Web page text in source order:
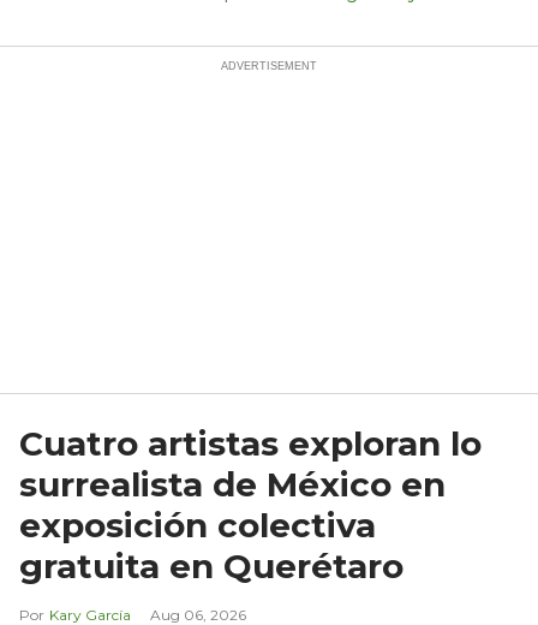
Cuatro artistas exploran lo
surrealista de México en
exposición colectiva
gratuita en Querétaro
Kary García Aug 06, 2026